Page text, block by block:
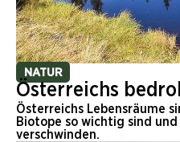
NATUR
Österreichs
Österreichs Lebensräume
Biotope so wichtig sind
verschwinden.